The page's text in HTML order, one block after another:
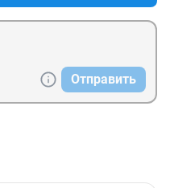
Отправить